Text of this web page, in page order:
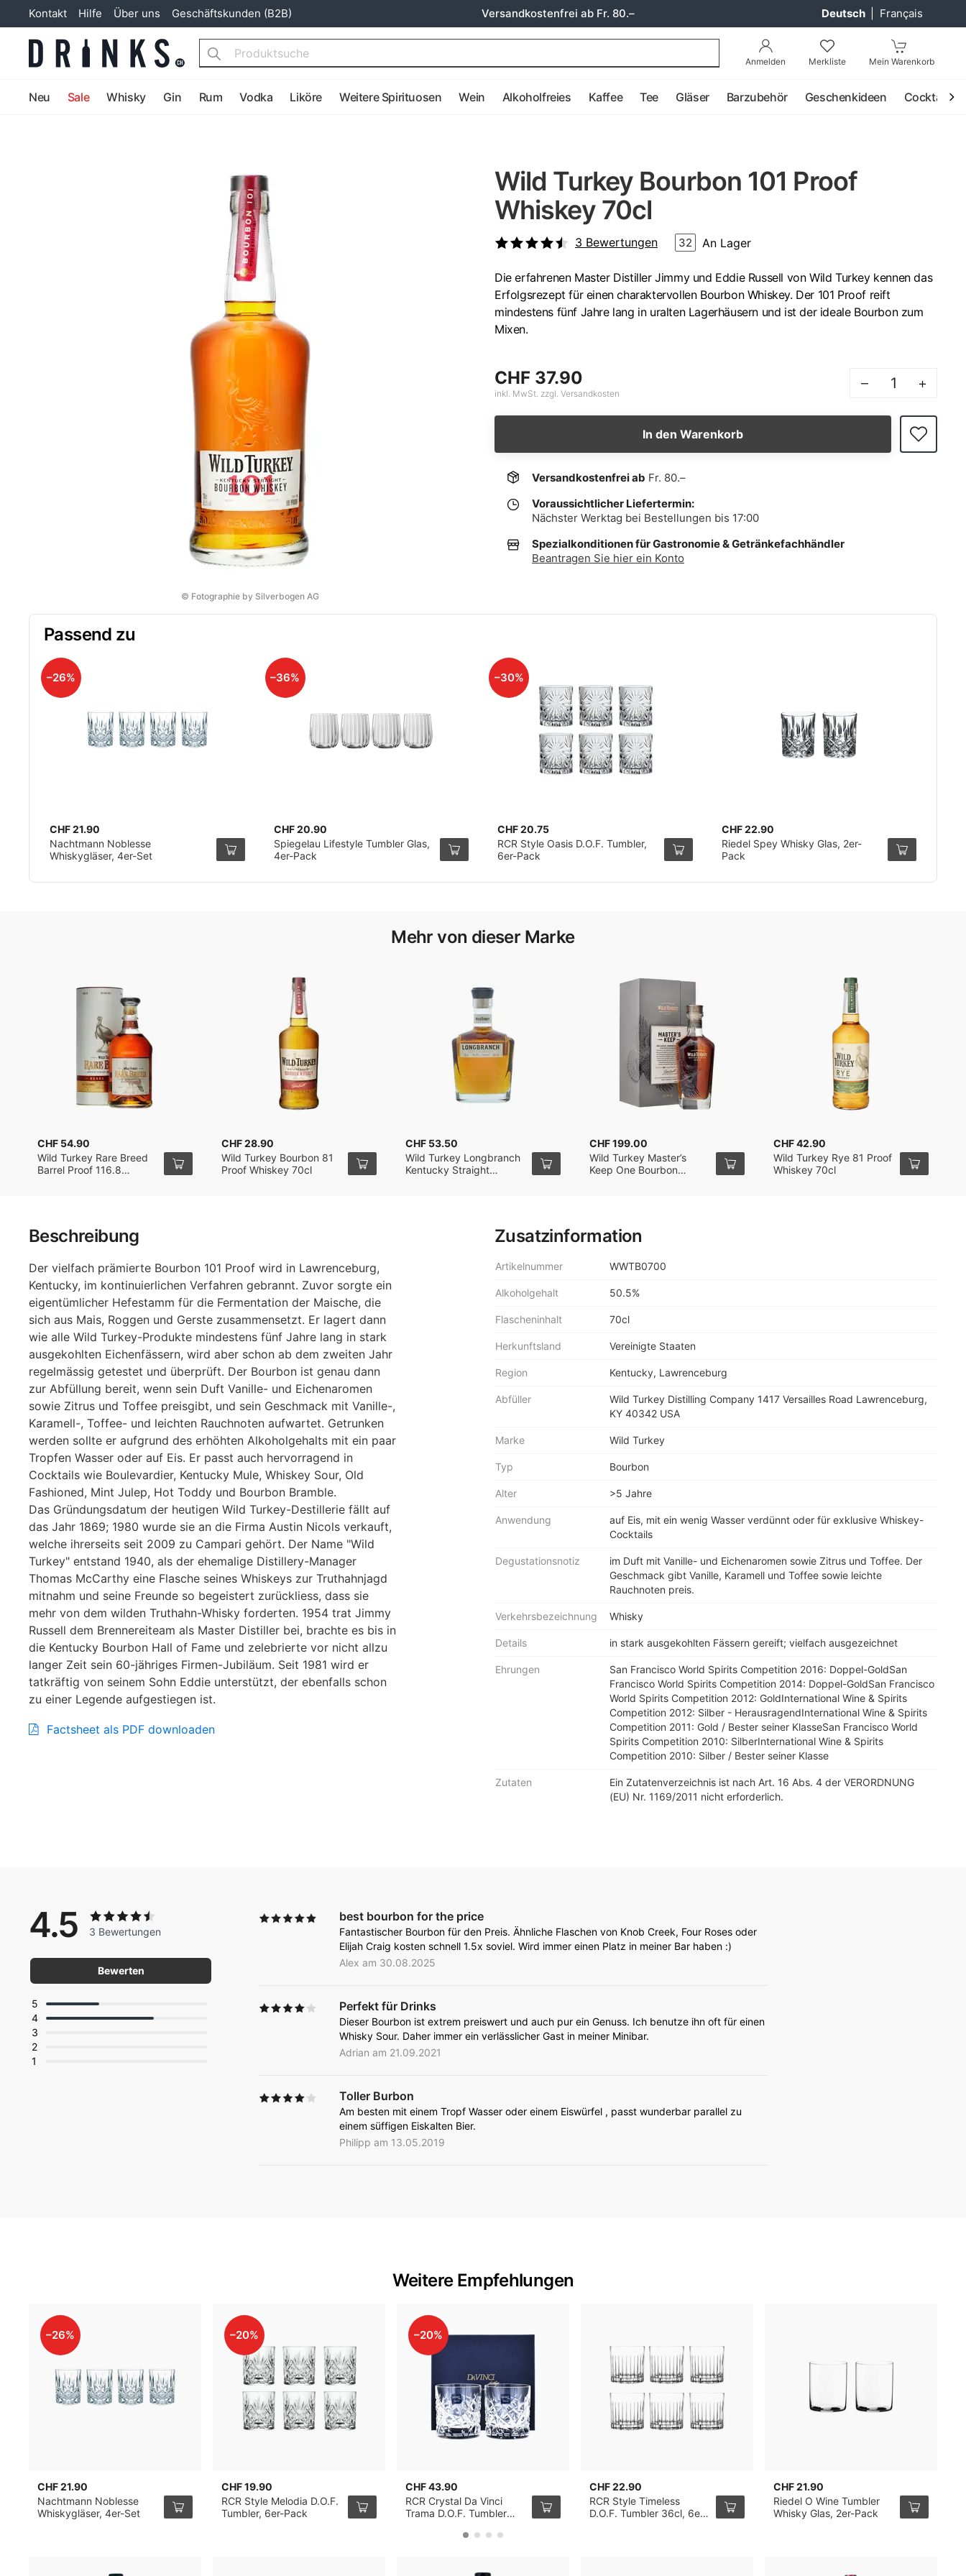
Kontakt Hilfe Über uns Geschäftskunden (B2B) Versandkostenfrei ab Fr. 80.– Deutsch Français
Anmelden Merkliste Mein Warenkorb
Search
Neu Sale Whisky Gin Rum Vodka Liköre Weitere Spirituosen Wein Alkoholfreies Kaffee Tee Gläser Barzubehör Geschenkideen Cocktail
© Fotographie by Silverbogen AG
Wild Turkey Bourbon 101 Proof
Whiskey 70cl
3 Bewertungen 32 An Lager
Die erfahrenen Master Distiller Jimmy und Eddie Russell von Wild Turkey kennen das
Erfolgsrezept für einen charaktervollen Bourbon Whiskey. Der 101 Proof reift
mindestens fünf Jahre lang in uralten Lagerhäusern und ist der ideale Bourbon zum
Mixen.
CHF 37.90
inkl. MwSt. zzgl. Versandkosten
– +
In den Warenkorb
Versandkostenfrei ab Fr. 80.–
Voraussichtlicher Liefertermin:
Nächster Werktag bei Bestellungen bis 17:00
Spezialkonditionen für Gastronomie & Getränkefachhändler
Beantragen Sie hier ein Konto
Passend zu
–26%
CHF 21.90
Nachtmann Noblesse
Whiskygläser, 4er-Set
–36%
CHF 20.90
Spiegelau Lifestyle Tumbler Glas,
4er-Pack
–30%
CHF 20.75
RCR Style Oasis D.O.F. Tumbler,
6er-Pack
CHF 22.90
Riedel Spey Whisky Glas, 2er-
Pack
Beschreibung
Der vielfach prämierte Bourbon 101 Proof wird in Lawrenceburg,
Kentucky, im kontinuierlichen Verfahren gebrannt. Zuvor sorgte ein
eigentümlicher Hefestamm für die Fermentation der Maische, die
sich aus Mais, Roggen und Gerste zusammensetzt. Er lagert dann
wie alle Wild Turkey-Produkte mindestens fünf Jahre lang in stark
ausgekohlten Eichenfässern, wird aber schon ab dem zweiten Jahr
regelmässig getestet und überprüft. Der Bourbon ist genau dann
zur Abfüllung bereit, wenn sein Duft Vanille- und Eichenaromen
sowie Zitrus und Toffee preisgibt, und sein Geschmack mit Vanille-,
Karamell-, Toffee- und leichten Rauchnoten aufwartet. Getrunken
werden sollte er aufgrund des erhöhten Alkoholgehalts mit ein paar
Tropfen Wasser oder auf Eis. Er passt auch hervorragend in
Cocktails wie Boulevardier, Kentucky Mule, Whiskey Sour, Old
Fashioned, Mint Julep, Hot Toddy und Bourbon Bramble.
Das Gründungsdatum der heutigen Wild Turkey-Destillerie fällt auf
das Jahr 1869; 1980 wurde sie an die Firma Austin Nicols verkauft,
welche ihrerseits seit 2009 zu Campari gehört. Der Name "Wild
Turkey" entstand 1940, als der ehemalige Distillery-Manager
Thomas McCarthy eine Flasche seines Whiskeys zur Truthahnjagd
mitnahm und seine Freunde so begeistert zurückliess, dass sie
mehr von dem wilden Truthahn-Whisky forderten. 1954 trat Jimmy
Russell dem Brennereiteam als Master Distiller bei, brachte es bis in
die Kentucky Bourbon Hall of Fame und zelebrierte vor nicht allzu
langer Zeit sein 60-jähriges Firmen-Jubiläum. Seit 1981 wird er
tatkräftig von seinem Sohn Eddie unterstützt, der ebenfalls schon
zu einer Legende aufgestiegen ist.
Factsheet als PDF downloaden
Zusatzinformation
Artikelnummer WWTB0700
Alkoholgehalt 50.5%
Flascheninhalt 70cl
Herkunftsland Vereinigte Staaten
Region Kentucky, Lawrenceburg
Abfüller
Wild Turkey Distilling Company 1417 Versailles Road Lawrenceburg,
KY 40342 USA
Marke Wild Turkey
Typ Bourbon
Alter >5 Jahre
Anwendung
auf Eis, mit ein wenig Wasser verdünnt oder für exklusive Whiskey-
Cocktails
Degustationsnotiz
im Duft mit Vanille- und Eichenaromen sowie Zitrus und Toffee. Der
Geschmack gibt Vanille, Karamell und Toffee sowie leichte
Rauchnoten preis.
Verkehrsbezeichnung Whisky
Details in stark ausgekohlten Fässern gereift; vielfach ausgezeichnet
Ehrungen
San Francisco World Spirits Competition 2016: Doppel-GoldSan
Francisco World Spirits Competition 2014: Doppel-GoldSan Francisco
World Spirits Competition 2012: GoldInternational Wine & Spirits
Competition 2012: Silber - HerausragendInternational Wine & Spirits
Competition 2011: Gold / Bester seiner KlasseSan Francisco World
Spirits Competition 2010: SilberInternational Wine & Spirits
Competition 2010: Silber / Bester seiner Klasse
Zutaten
Ein Zutatenverzeichnis ist nach Art. 16 Abs. 4 der VERORDNUNG
(EU) Nr. 1169/2011 nicht erforderlich.
4.5 3 Bewertungen
Bewerten
5
4
3
2
1
best bourbon for the price
Fantastischer Bourbon für den Preis. Ähnliche Flaschen von Knob Creek, Four Roses oder
Elijah Craig kosten schnell 1.5x soviel. Wird immer einen Platz in meiner Bar haben :)
Alex am 30.08.2025
Perfekt für Drinks
Dieser Bourbon ist extrem preiswert und auch pur ein Genuss. Ich benutze ihn oft für einen
Whisky Sour. Daher immer ein verlässlicher Gast in meiner Minibar.
Adrian am 21.09.2021
Toller Burbon
Am besten mit einem Tropf Wasser oder einem Eiswürfel , passt wunderbar parallel zu
einem süffigen Eiskalten Bier.
Philipp am 13.05.2019
Mehr von dieser Marke
CHF 54.90
Wild Turkey Rare Breed
Barrel Proof 116.8
CHF 28.90
Wild Turkey Bourbon 81
Proof Whiskey 70cl
CHF 53.50
Wild Turkey Longbranch
Kentucky Straight
CHF 199.00
Wild Turkey Master’s
Keep One Bourbon
CHF 42.90
Wild Turkey Rye 81 Proof
Whiskey 70cl
Weitere Empfehlungen
–26%
CHF 21.90
Nachtmann Noblesse
Whiskygläser, 4er-Set
–20%
CHF 19.90
RCR Style Melodia D.O.F.
Tumbler, 6er-Pack
–20%
CHF 43.90
RCR Crystal Da Vinci
Trama D.O.F. Tumbler
CHF 22.90
RCR Style Timeless
D.O.F. Tumbler 36cl, 6er-
CHF 21.90
Riedel O Wine Tumbler
Whisky Glas, 2er-Pack